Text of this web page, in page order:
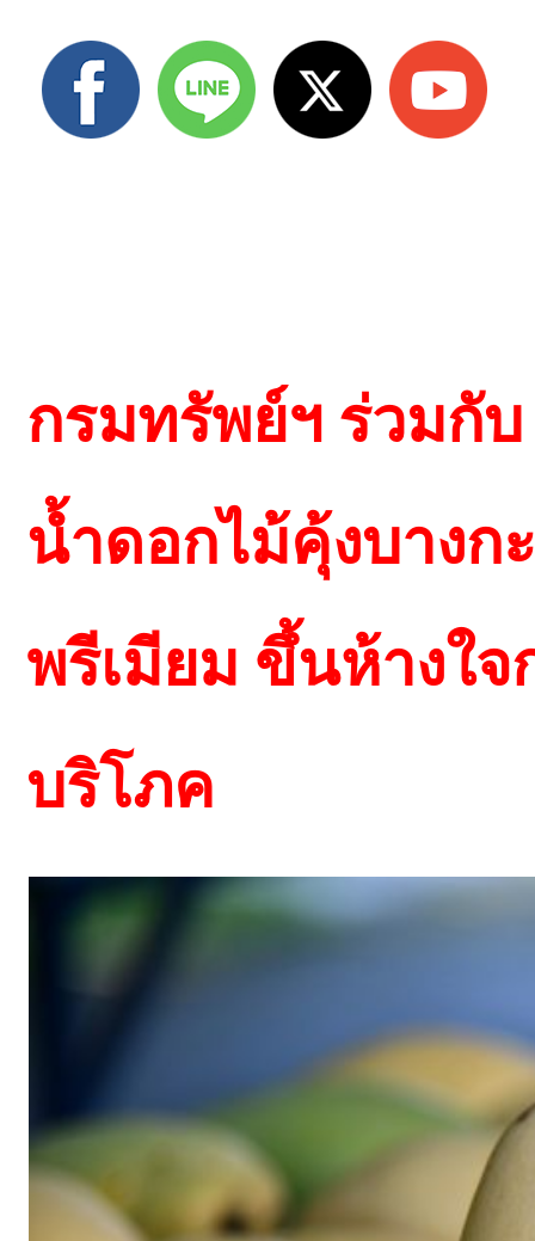
กรมทรัพย์ฯ ร่วมกั
น้ำดอกไม้คุ้งบางก
พรีเมียม ขึ้นห้างใจ
บริโภค